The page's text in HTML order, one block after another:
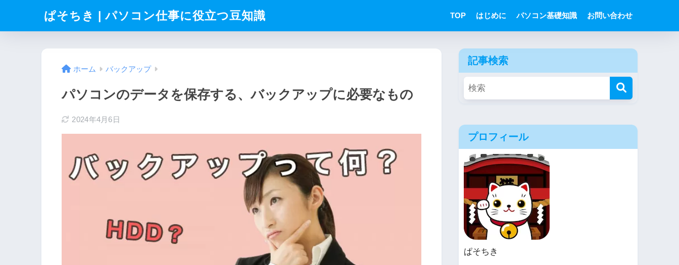
ぱそちき | パソコン仕事に役立つ豆知識 TOP はじめに パソコン基礎知識 お問い合わせ
ホーム バックアップ
パソコンのデータを保存する、バックアップに必要なもの
2024年4月6日
記事検索
プロフィール
ぱそちき